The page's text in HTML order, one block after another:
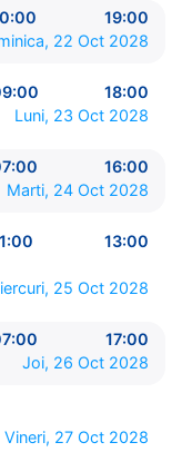
Japonia 11:00 -
- 00:00
19:00
22 Oct 2028
18:00
Luni, 23 Oct 2028
16:00
Marti, 24 Oct 2028
13:00
25 Oct 2028
17:00
Joi, 26 Oct 2028
Vineri, 27 Oct 2028